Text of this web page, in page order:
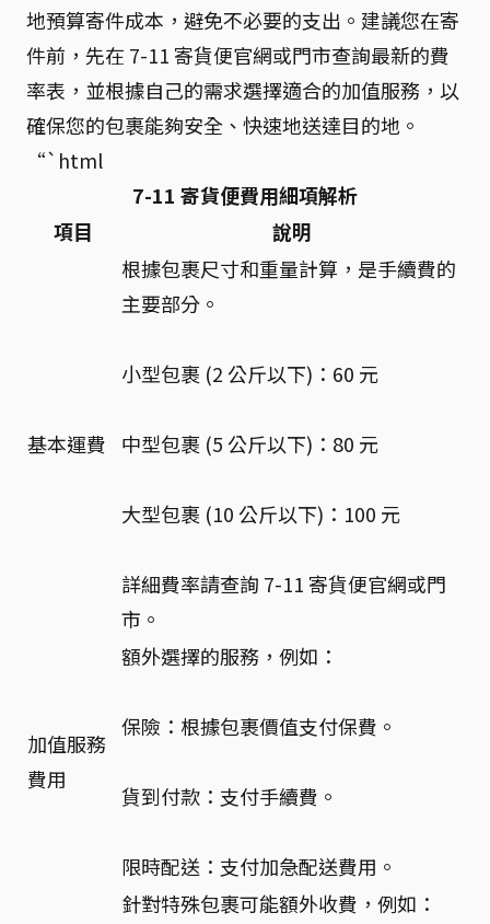
地預算寄件成本，避免不必要的支出。建議您在寄
件前，先在 7-11 寄貨便官網或門市查詢最新的費
率表，並根據自己的需求選擇適合的加值服務，以
確保您的包裹能夠安全、快速地送達目的地。
“`html
7-11 寄貨便費用細項解析
項目
說明
基本運費
根據包裹尺寸和重量計算，是手續費的
主要部分。
小型包裹 (2 公斤以下)：60 元
中型包裹 (5 公斤以下)：80 元
大型包裹 (10 公斤以下)：100 元
詳細費率請查詢 7-11 寄貨便官網或門
市。
加值服務
費用
額外選擇的服務，例如：
保險：根據包裹價值支付保費。
貨到付款：支付手續費。
限時配送：支付加急配送費用。
針對特殊包裹可能額外收費，例如：